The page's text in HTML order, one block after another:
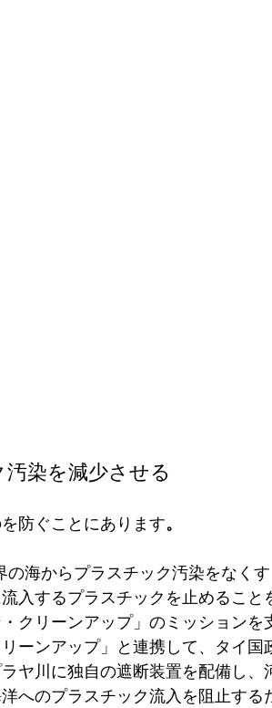
染を減少させる
防ぐことにあります。
の海からプラスチック汚染をなくす
入するプラスチックを止めること
クリーンアップ」のミッションを
ーンアップ」と連携して、タイ国
ヤ川に独自の遮断装置を配備し、
へのプラスチック流入を阻止する